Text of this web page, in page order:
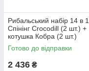
Рибальський набір 14 в 1
Спінінг Crocodill (2 шт.) +
котушка Кобра (2 шт.)
+Подарок! 2.10 м
Готово до відправки
2 436 ₴